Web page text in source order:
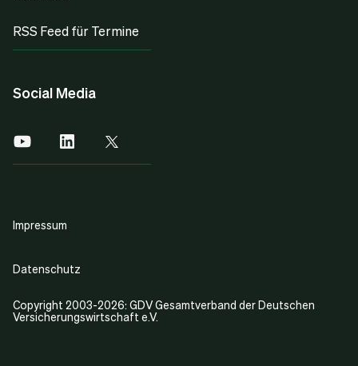
RSS Feed für Termine
Social Media
Copyright 2003-2026: GDV Gesamtverband der Deutschen
Versicherungswirtschaft e.V.
Impressum
Datenschutz